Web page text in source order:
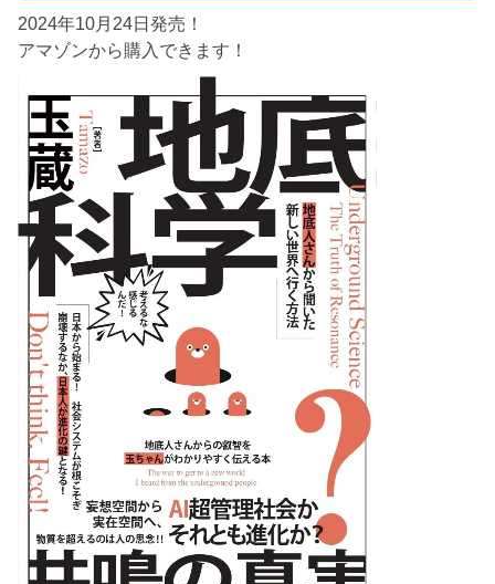
2024年10月24日発売！
アマゾンから購入できます！